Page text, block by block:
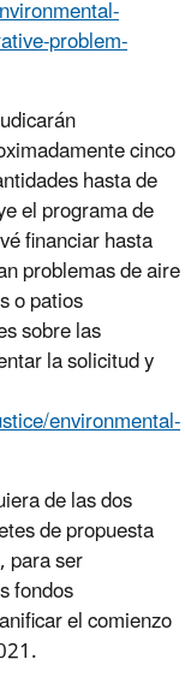
problem-
cinco
hasta de
el programa de
financiar hasta
problemas de aire
o patios
sobre las
la solicitud y
environmental-
de las dos
de propuesta
para ser
fondos
el comienzo